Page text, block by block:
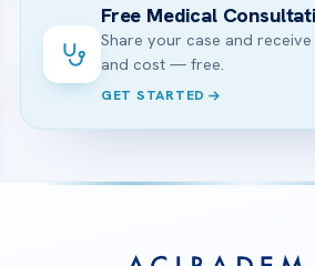
Free Medical
Share your case and
and cost — free.
GET STARTED